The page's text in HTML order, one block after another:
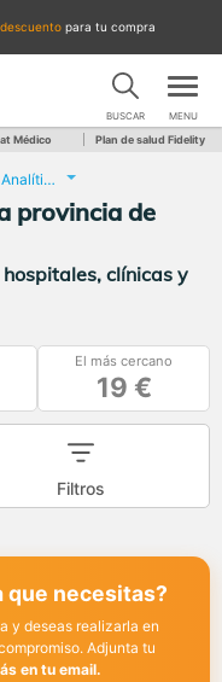
para tu compra
BUSCAR MENU
Médico Plan de salud Fidelity
Analítica vitamina B12
provincia de
clínicas y
El más cercano
19 €
Filtros
que necesitas?
y deseas realizarla en
Adjunta tu
en tu email.